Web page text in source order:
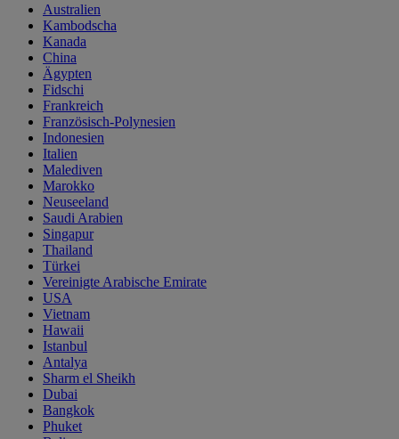
Australien
Kambodscha
Kanada
China
Ägypten
Fidschi
Frankreich
Französisch-Polynesien
Indonesien
Italien
Malediven
Marokko
Neuseeland
Saudi Arabien
Singapur
Thailand
Türkei
Vereinigte Arabische Emirate
USA
Vietnam
Hawaii
Istanbul
Antalya
Sharm el Sheikh
Dubai
Bangkok
Phuket